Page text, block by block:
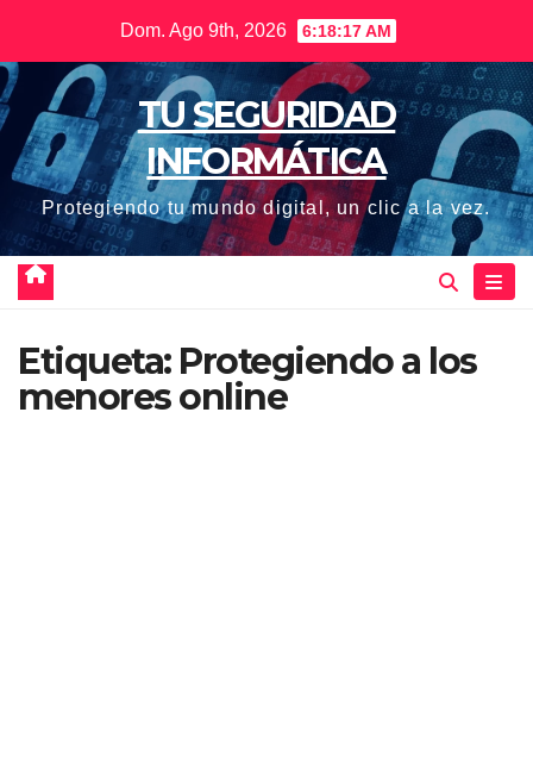
contenido
Dom. Ago 9th, 2026 6:18:18 AM
TU SEGURIDAD
INFORMÁTICA
Protegiendo tu mundo digital, un clic a la vez.
Etiqueta: Protegiendo a los
menores online